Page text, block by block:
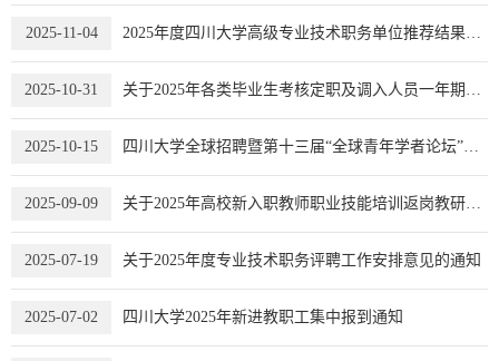
2025-11-04 2025年度四川大学高级专业技术职务单位推荐结果及申报材料公示
2025-10-31 关于2025年各类毕业生考核定职及调入人员一年期满确认职务的通知
2025-10-15 四川大学全球招聘暨第十三届“全球青年学者论坛”活动发布诚邀加盟！
2025-09-09 关于2025年高校新入职教师职业技能培训返岗教研有关工作的通知
2025-07-19 关于2025年度专业技术职务评聘工作安排意见的通知
2025-07-02 四川大学2025年新进教职工集中报到通知